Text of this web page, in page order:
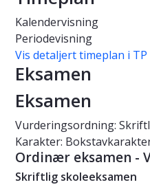
Kalendervisning
Periodevisning
Vis detaljert timeplan i TP
Eksamen
Eksamen
Vurderingsordning:
Karakter:
Ordinær eksamen -
Skriftlig skoleeksamen